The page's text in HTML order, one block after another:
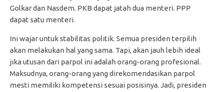
Golkar dan Nasdem. PKB dapat jatah dua menteri. PPP
dapat satu menteri.
Ini wajar untuk stabilitas politik. Semua presiden terpilih
akan melakukan hal yang sama. Tapi, akan jauh lebih ideal
jika utusan dari parpol ini adalah orang-orang profesional.
Maksudnya, orang-orang yang direkomendasikan parpol
mesti memiliki kompetensi sesuai posisinya. Jadi, presiden